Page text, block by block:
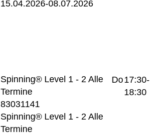
15.04.2026-08.07.2026
Spinning® Level 1 - 2 Alle
Termine
83031141
Spinning® Level 1 - 2 Alle
Termine
Do17:30-
18:30